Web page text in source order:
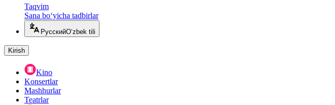
Taqvim
Sana bo‘yicha tadbirlar
РусскийO‘zbek tili
Kirish
Kino
Konsertlar
Mashhurlar
Teatrlar